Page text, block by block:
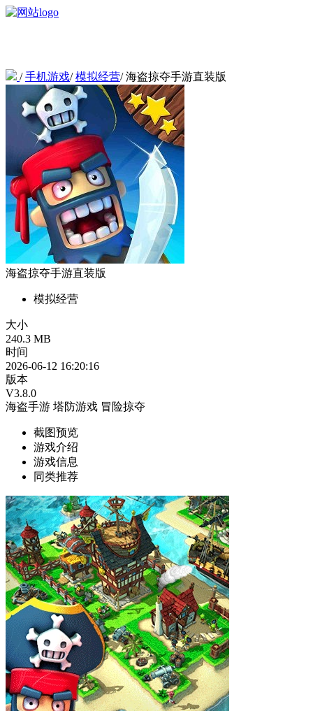
/手机游戏/模拟经营/海盗掠夺手游直装版
海盗掠夺手游直装版
模拟经营
大小
240.3 MB
时间
2026-06-12 16:20:16
版本
V3.8.0
海盗手游 塔防游戏 冒险掠夺
截图预览
游戏介绍
游戏信息
同类推荐